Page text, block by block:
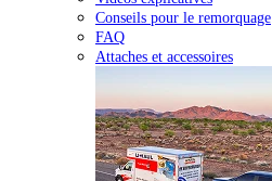
Conseils pour le remorquage
FAQ
Attaches et accessoires